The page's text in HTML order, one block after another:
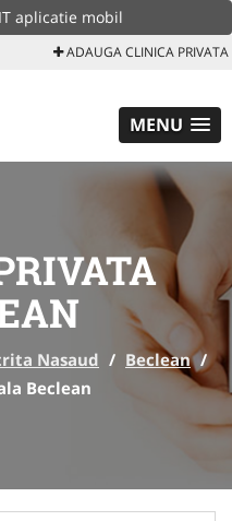
aplicatie mobil
ADAUGA CLINICA PRIVATA
MENU
Nasaud / Beclean /
Beclean